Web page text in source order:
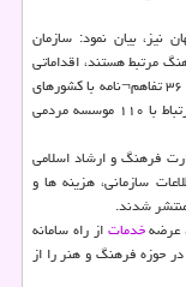
نیز، بیان نمود: سازمان
مرتبط هستند، اقداماتی
را در این حوزه انجام داده اند که همچون آنها به می توان به ۳۶ تفاهم¬نامه با کشورهای
مختلف، تبدیل رایزن های فرهنگی به رایزن های علمی و ارتباط با ۱۱۰ موسسه مردمی
فرهنگ و ارشاد اسلامی
سازمانی، هزینه ها و
منتشر شدند.
عرضهخدماتاز راه سامانه
و ارتقای محتوا در حوزه فرهنگ و هنر را از